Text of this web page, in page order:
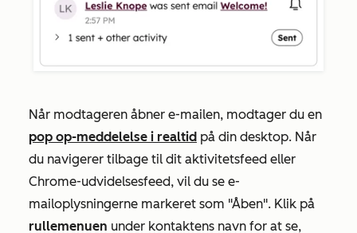
Når modtageren åbner e-mailen, modtager du en
pop op-meddelelse i realtid på din desktop. Når
du navigerer tilbage til dit aktivitetsfeed eller
Chrome-udvidelsesfeed, vil du se e-
mailoplysningerne markeret som "Åben". Klik på
rullemenuen under kontaktens navn for at se,